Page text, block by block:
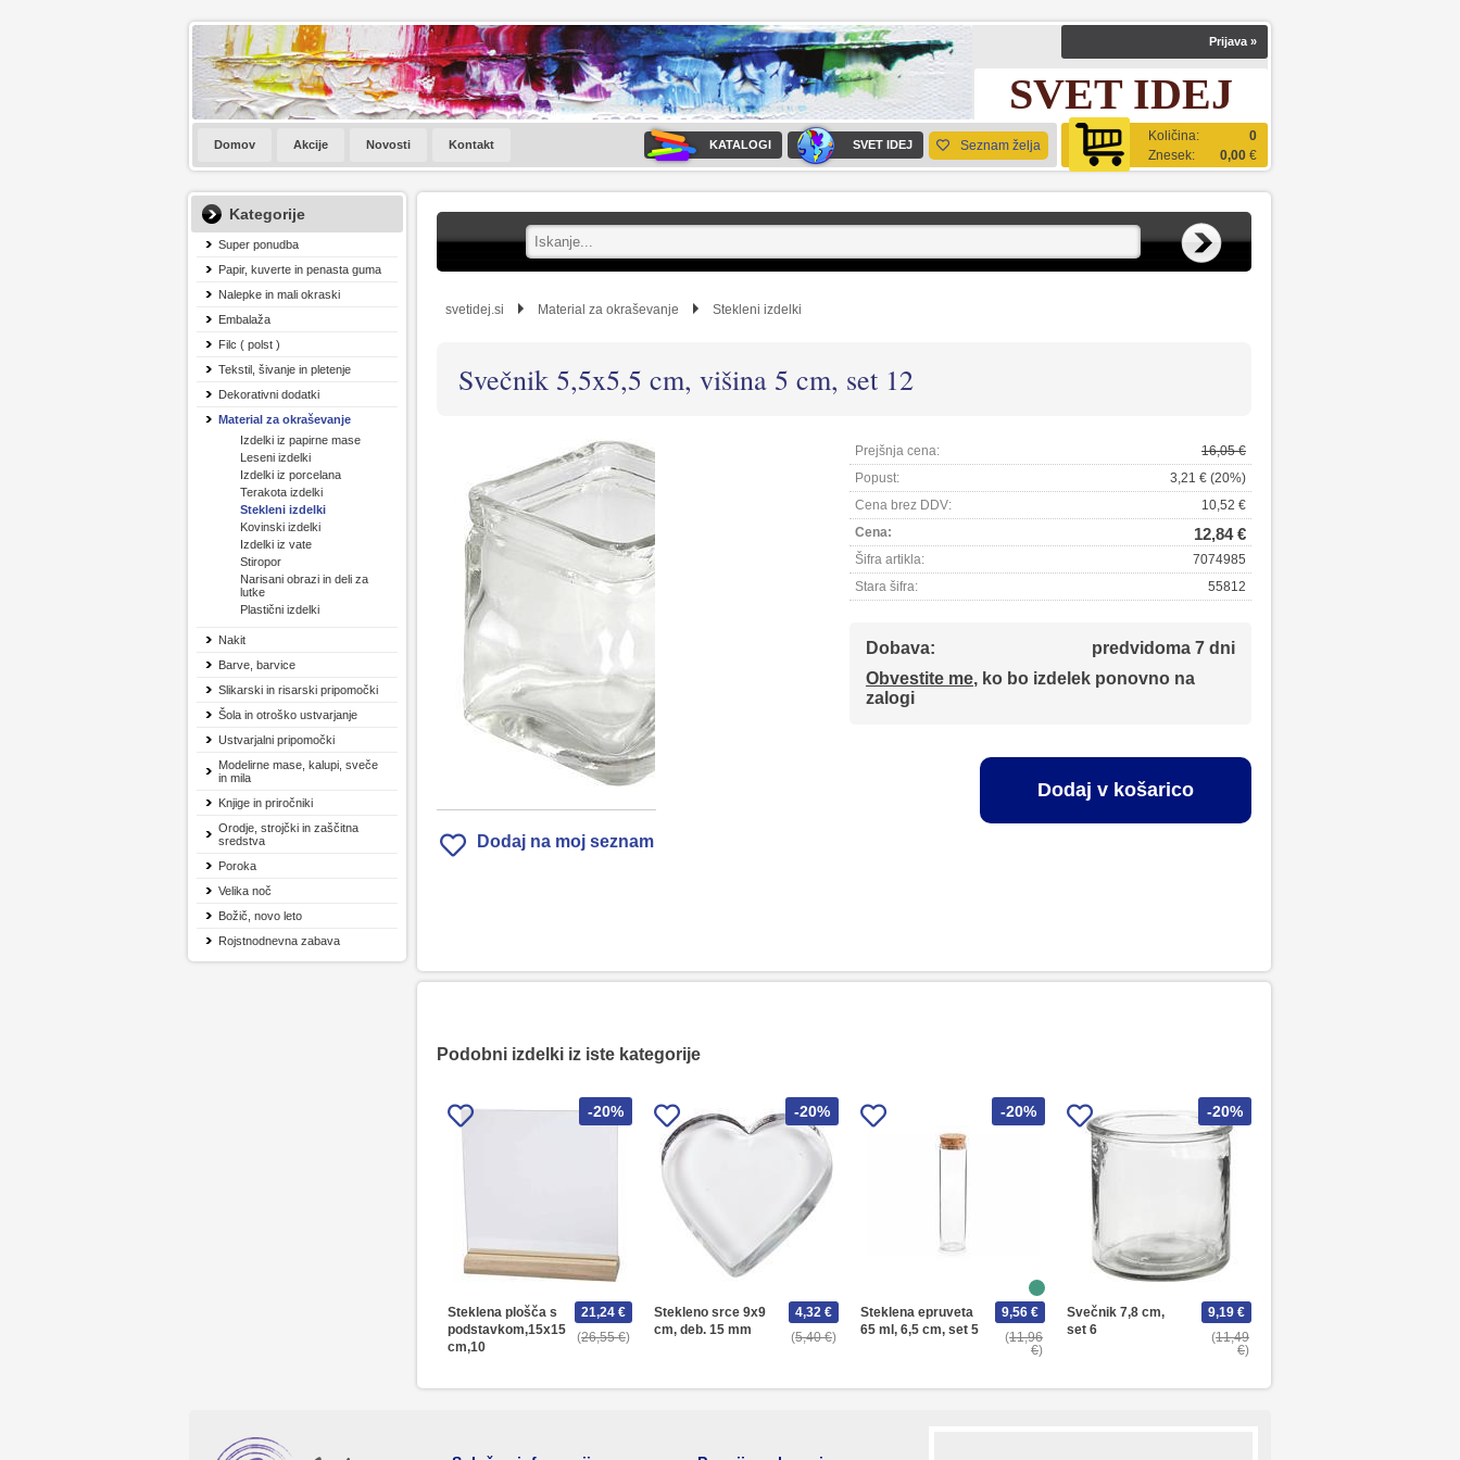
Prijava »
SVET IDEJ
Količina:
0
Znesek:
0,00 €
Domov Akcije Novosti Kontakt KATALOGI SVET IDEJ Seznam želja
Kategorije
Super ponudba
Papir, kuverte in penasta guma
Nalepke in mali okraski
Embalaža
Filc ( polst )
Tekstil, šivanje in pletenje
Dekorativni dodatki
Material za okraševanje
Izdelki iz papirne mase
Leseni izdelki
Izdelki iz porcelana
Terakota izdelki
Stekleni izdelki
Kovinski izdelki
Izdelki iz vate
Stiropor
Narisani obrazi in deli za
lutke
Plastični izdelki
Nakit
Barve, barvice
Slikarski in risarski pripomočki
Šola in otroško ustvarjanje
Ustvarjalni pripomočki
Modelirne mase, kalupi, sveče
in mila
Knjige in priročniki
Orodje, strojčki in zaščitna
sredstva
Poroka
Velika noč
Božič, novo leto
Rojstnodnevna zabava
svetidej.si Material za okraševanje Stekleni izdelki
Svečnik 5,5x5,5 cm, višina 5 cm, set 12
Dodaj na moj seznam
Prejšnja cena:
16,05 €
Popust:
3,21 € (20%)
Cena brez DDV:
10,52 €
Cena:
12,84 €
Šifra artikla:
7074985
Stara šifra:
55812
Dobava:
predvidoma 7 dni
Obvestite me, ko bo izdelek ponovno na
zalogi
Dodaj v košarico
Podobni izdelki iz iste kategorije
-20%
Steklena plošča s
podstavkom,15x15
cm,10
26,55 €
21,24 €
-20%
Stekleno srce 9x9
cm, deb. 15 mm
5,40 €
4,32 €
-20%
Steklena epruveta
65 ml, 6,5 cm, set 5
11,96
€
9,56 €
-20%
Svečnik 7,8 cm,
set 6
11,49
€
9,19 €